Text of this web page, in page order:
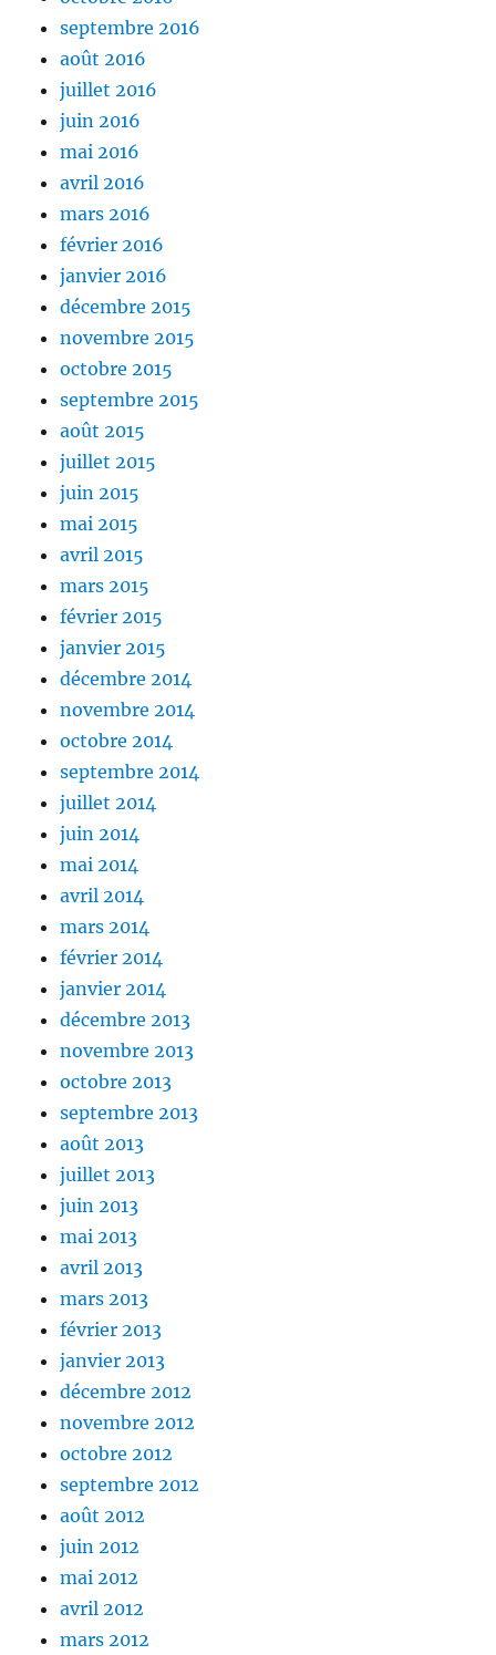
septembre 2016
août 2016
juillet 2016
juin 2016
mai 2016
avril 2016
mars 2016
février 2016
janvier 2016
décembre 2015
novembre 2015
octobre 2015
septembre 2015
août 2015
juillet 2015
juin 2015
mai 2015
avril 2015
mars 2015
février 2015
janvier 2015
décembre 2014
novembre 2014
octobre 2014
septembre 2014
juillet 2014
juin 2014
mai 2014
avril 2014
mars 2014
février 2014
janvier 2014
décembre 2013
novembre 2013
octobre 2013
septembre 2013
août 2013
juillet 2013
juin 2013
mai 2013
avril 2013
mars 2013
février 2013
janvier 2013
décembre 2012
novembre 2012
octobre 2012
septembre 2012
août 2012
juin 2012
mai 2012
avril 2012
mars 2012